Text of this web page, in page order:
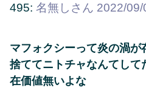
495: 名無しさん 2022/09/
マフォクシーって炎の渦
捨ててニトチャなんてして
在価値無いよな